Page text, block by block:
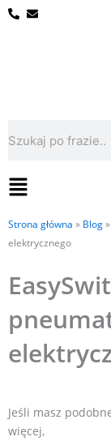
Przejdź
Flyout
Menu
Strona główna » Blog»
elektrycznego
Jeśli masz
więcej,